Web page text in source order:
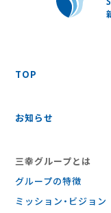
TOP
お知らせ
三幸グループとは
グループの特徴
ミッション・ビジョン